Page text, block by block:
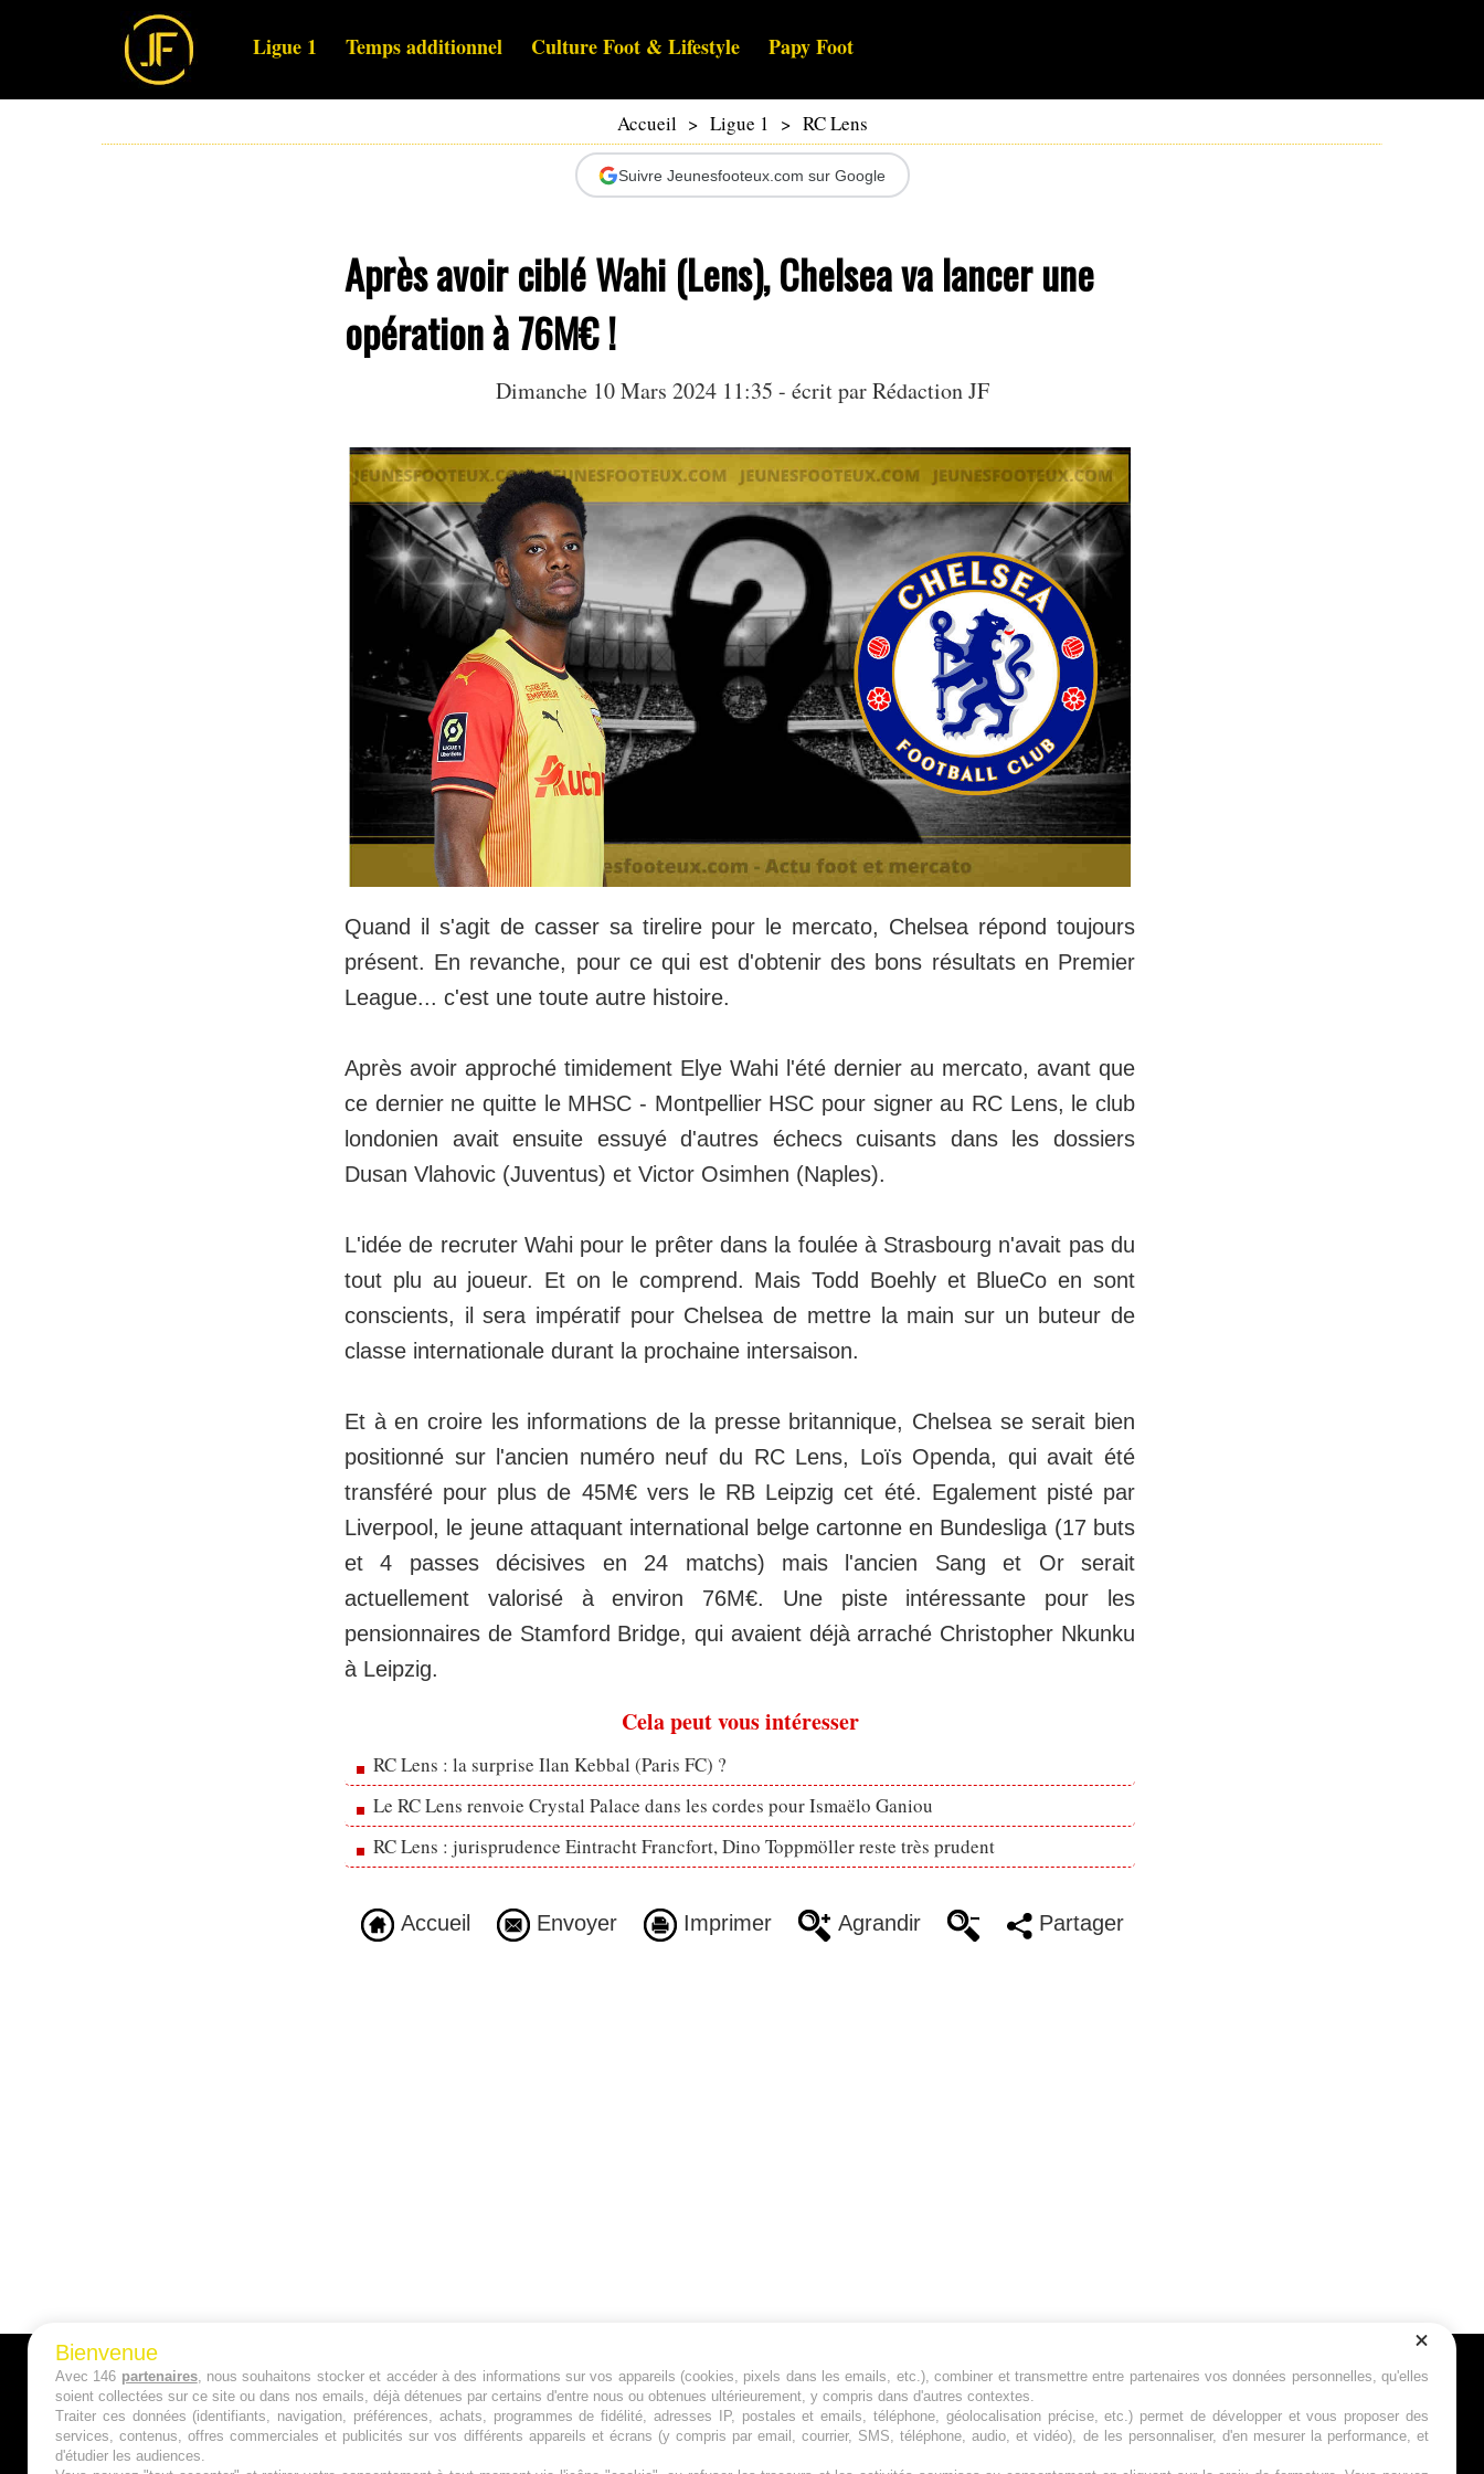
Ligue 1 Temps additionnel Culture Foot & Lifestyle Papy Foot
Accueil > Ligue 1 > RC Lens
Suivre Jeunesfooteux.com sur Google
Après avoir ciblé Wahi (Lens), Chelsea va lancer une
opération à 76M€ !
Dimanche 10 Mars 2024 11:35 - écrit par Rédaction JF
Quand il s'agit de casser sa tirelire pour le mercato, Chelsea répond toujours
présent. En revanche, pour ce qui est d'obtenir des bons résultats en Premier
League... c'est une toute autre histoire.
Après avoir approché timidement Elye Wahi l'été dernier au mercato, avant que
ce dernier ne quitte le MHSC - Montpellier HSC pour signer au RC Lens, le club
londonien avait ensuite essuyé d'autres échecs cuisants dans les dossiers
Dusan Vlahovic (Juventus) et Victor Osimhen (Naples).
L'idée de recruter Wahi pour le prêter dans la foulée à Strasbourg n'avait pas du
tout plu au joueur. Et on le comprend. Mais Todd Boehly et BlueCo en sont
conscients, il sera impératif pour Chelsea de mettre la main sur un buteur de
classe internationale durant la prochaine intersaison.
Et à en croire les informations de la presse britannique, Chelsea se serait bien
positionné sur l'ancien numéro neuf du RC Lens, Loïs Openda, qui avait été
transféré pour plus de 45M€ vers le RB Leipzig cet été. Egalement pisté par
Liverpool, le jeune attaquant international belge cartonne en Bundesliga (17 buts
et 4 passes décisives en 24 matchs) mais l'ancien Sang et Or serait
actuellement valorisé à environ 76M€. Une piste intéressante pour les
pensionnaires de Stamford Bridge, qui avaient déjà arraché Christopher Nkunku
à Leipzig.
Cela peut vous intéresser
RC Lens : la surprise Ilan Kebbal (Paris FC) ?
Le RC Lens renvoie Crystal Palace dans les cordes pour Ismaëlo Ganiou
RC Lens : jurisprudence Eintracht Francfort, Dino Toppmöller reste très prudent
Accueil Envoyer Imprimer Agrandir Partager
A PROPOS
Qui sommes nous ?
Jeunesfooteux est un média sportif qui traite
principalement de l'actualité de la Ligue 1 et
des grosses actualités de la Ligue 2 et du
Suivez-nous
Bienvenue
Avec 146 partenaires, nous souhaitons stocker et accéder à des informations sur vos appareils (cookies, pixels dans les emails, etc.), combiner et transmettre entre partenaires vos données personnelles, qu'elles
soient collectées sur ce site ou dans nos emails, déjà détenues par certains d'entre nous ou obtenues ultérieurement, y compris dans d'autres contextes.
Traiter ces données (identifiants, navigation, préférences, achats, programmes de fidélité, adresses IP, postales et emails, téléphone, géolocalisation précise, etc.) permet de développer et vous proposer des
services, contenus, offres commerciales et publicités sur vos différents appareils et écrans (y compris par email, courrier, SMS, téléphone, audio, et vidéo), de les personnaliser, d'en mesurer la performance, et
d'étudier les audiences.